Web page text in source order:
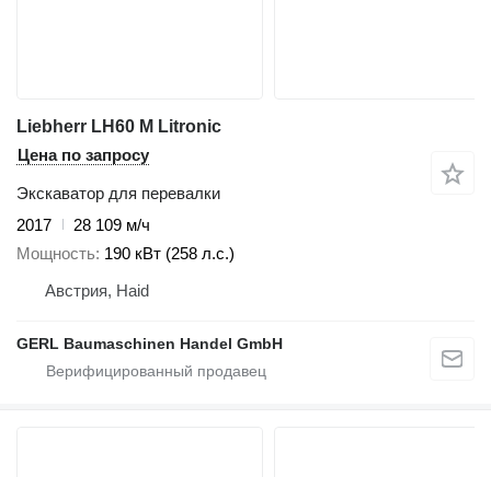
Liebherr LH60 M Litronic
Цена по запросу
Экскаватор для перевалки
2017
28 109 м/ч
Мощность 190 кВт (258 л.с.)
Австрия, Haid
GERL Baumaschinen Handel GmbH